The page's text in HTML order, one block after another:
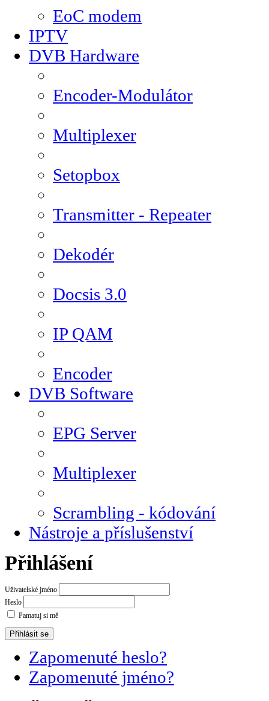
EoC modem
IPTV
DVB Hardware
Encoder-Modulátor
Multiplexer
Setopbox
Transmitter - Repeater
Dekodér
Docsis 3.0
IP QAM
Encoder
DVB Software
EPG Server
Multiplexer
Scrambling - kódování
Nástroje a příslušenství
Přihlášení
Uživatelské jméno
Heslo
Pamatuj si mě
Zapomenuté heslo?
Zapomenuté jméno?